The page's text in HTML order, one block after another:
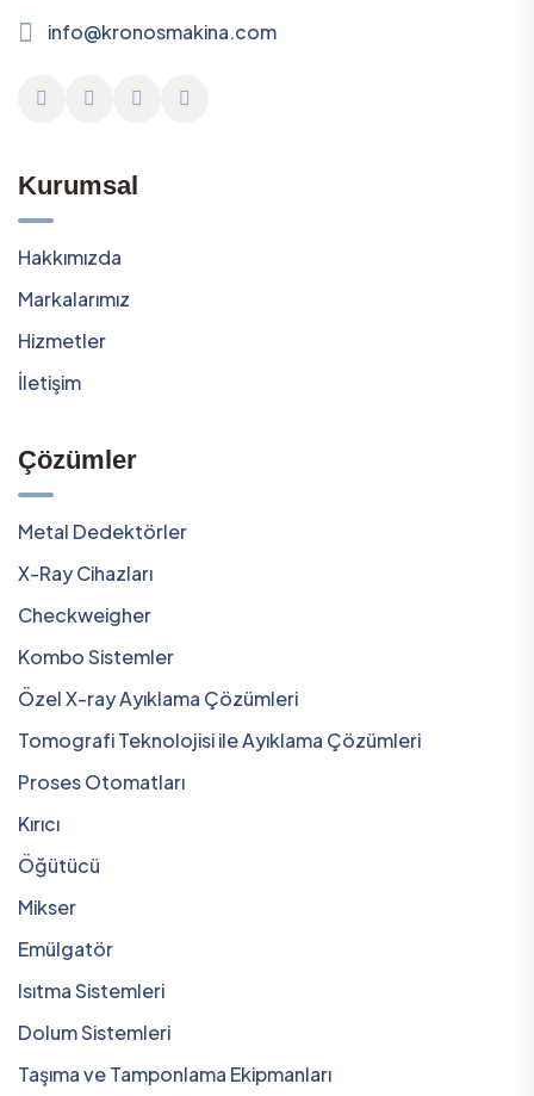
info@kronosmakina.com
Kurumsal
Hakkımızda
Markalarımız
Hizmetler
İletişim
Çözümler
Metal Dedektörler
X-Ray Cihazları
Checkweigher
Kombo Sistemler
Özel X-ray Ayıklama Çözümleri
Tomografi Teknolojisi ile Ayıklama Çözümleri
Proses Otomatları
Kırıcı
Öğütücü
Mikser
Emülgatör
Isıtma Sistemleri
Dolum Sistemleri
Taşıma ve Tamponlama Ekipmanları